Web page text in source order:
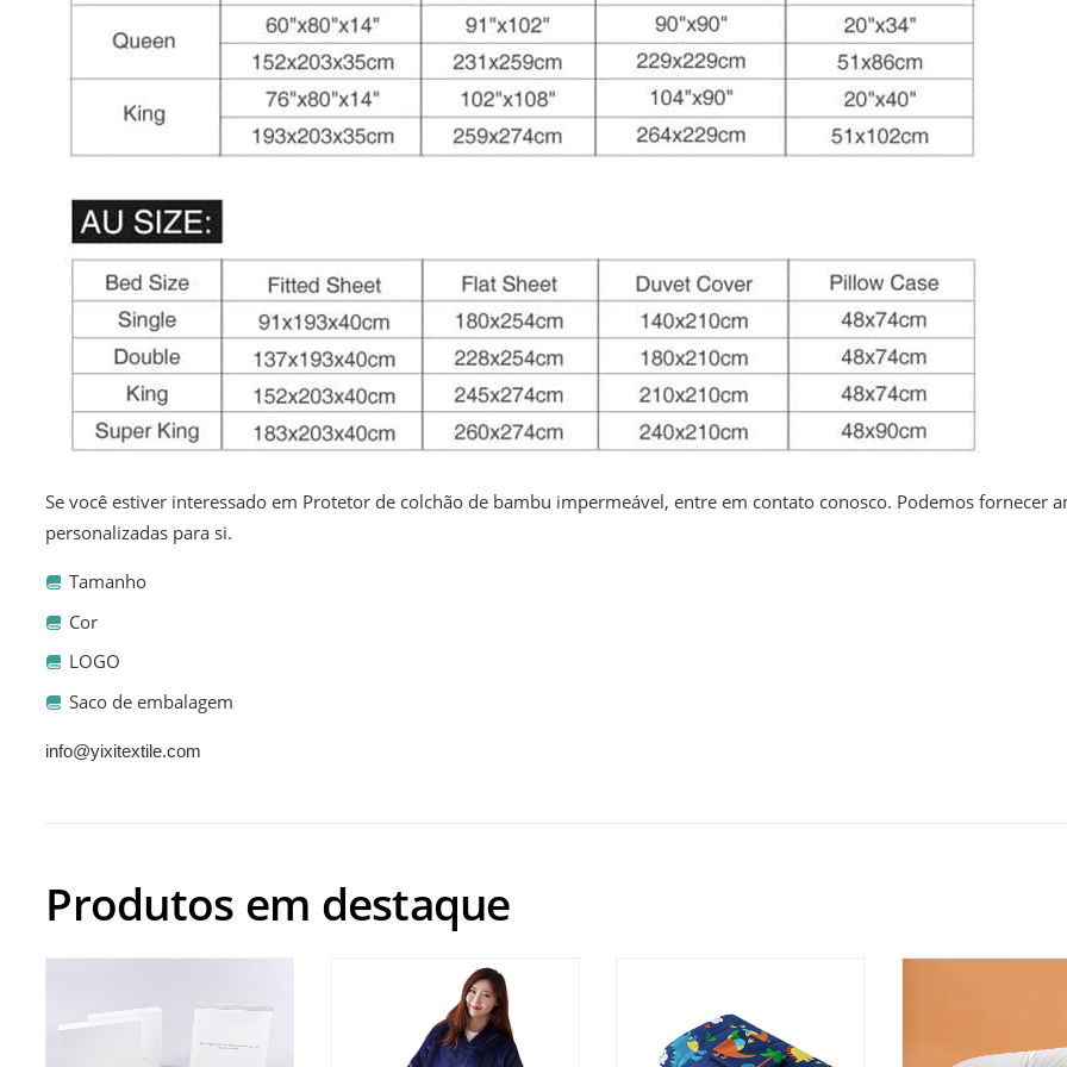
Se você estiver interessado em Protetor de colchão de bambu impermeável, entre em contato conosco. Podemos fornecer
personalizadas para si.
Tamanho
Cor
LOGO
Saco de embalagem
info@yixitextile.com
Produtos em destaque